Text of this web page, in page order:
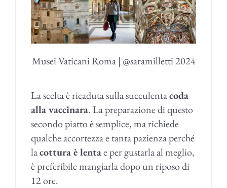
Musei Vaticani Roma | @saramilletti 2024
La scelta è ricaduta sulla succulentacoda
alla vaccinara. La preparazione di questo
secondo piatto è semplice, ma richiede
qualche accortezza e tanta pazienza perché
lacottura è lentae per gustarla al meglio,
è preferibile mangiarla dopo un riposo di
12 ore.